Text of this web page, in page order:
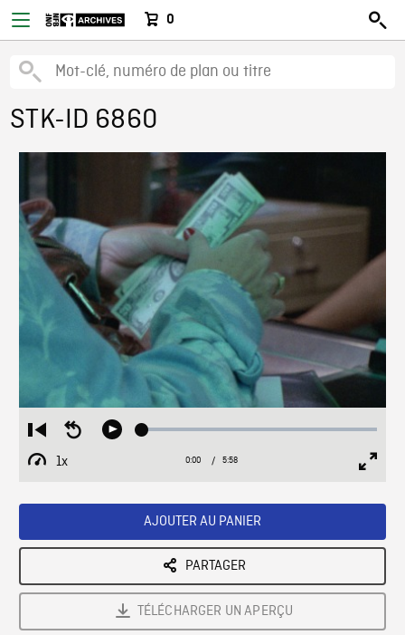
0
STK-ID 6860
Restart
from
beginning
Seek
Play Loaded:
1x
Playback
Current
0:00 / Duration
5:58
AJOUTER AU PANIER
PARTAGER
TÉLÉCHARGER UN APERÇU